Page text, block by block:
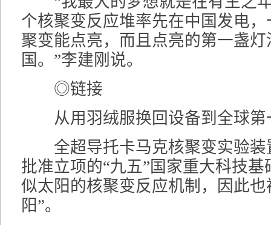
个核聚变反应堆率先在中国发电
聚变能点亮，而且点亮的第一盏
国。”李建刚说。
◎链接
从用羽绒服换回设备到全球第
全超导托卡马克核聚变实验装
批准立项的“九五”国家重大科技
似太阳的核聚变反应机制，因此也
阳”。